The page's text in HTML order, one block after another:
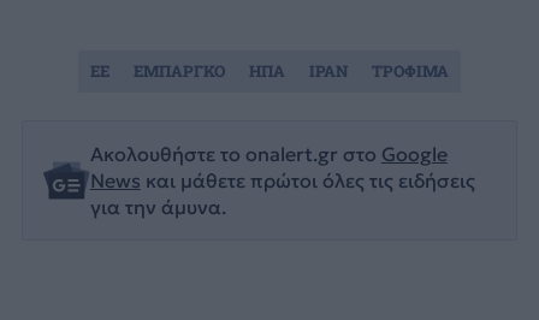
Ακολουθήστε το onalert.gr στο Google
News και μάθετε πρώτοι όλες τις ειδήσεις
για την άμυνα.
ΕΕ ΕΜΠΑΡΓΚΟ ΗΠΑ ΙΡΑΝ ΤΡΟΦΙΜΑ